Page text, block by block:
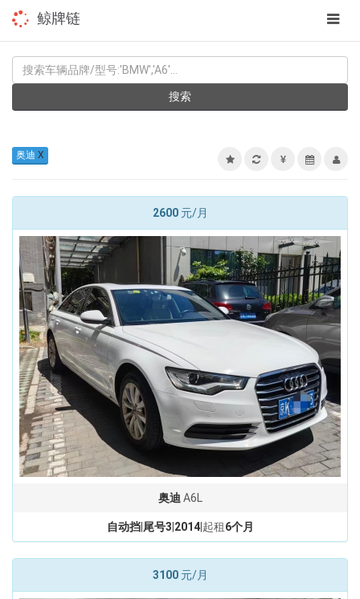
app
鲸牌链
KEYWORD
搜索
奥迪 X
2600元/月
奥迪 A6L
自动挡| 尾号3 2014|起租6个月
3100元/月